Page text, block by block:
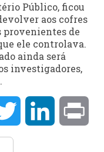
Público, ficou
aos cofres
provenientes de
ele controlava.
ainda será
investigadores,
Twitter LinkedIn